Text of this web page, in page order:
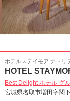
ホテルステイモア ナトリ
HOTEL
Best Delight ホテル グ
宮城県名取市増田字関